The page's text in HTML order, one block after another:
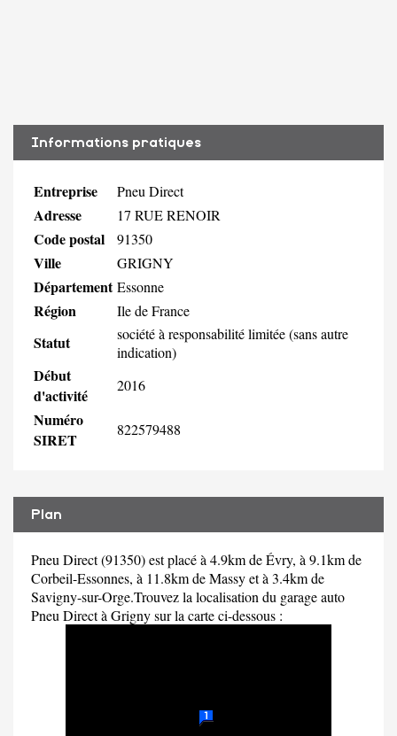
Informations pratiques
Entreprise Pneu Direct
Adresse 17 RUE RENOIR
Code postal 91350
Ville GRIGNY
Département Essonne
Région Ile de France
Statut
société à responsabilité limitée (sans autre
indication)
Début
d'activité
2016
Numéro
SIRET
822579488
Plan
Pneu Direct (91350) est placé à 4.9km de Évry, à 9.1km de
Corbeil-Essonnes, à 11.8km de Massy et à 3.4km de
Savigny-sur-Orge.Trouvez la localisation du garage auto
Pneu Direct à Grigny sur la carte ci-dessous :